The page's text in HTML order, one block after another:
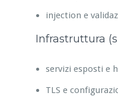
injection e
Infrastruttura
servizi esposti e
TLS e